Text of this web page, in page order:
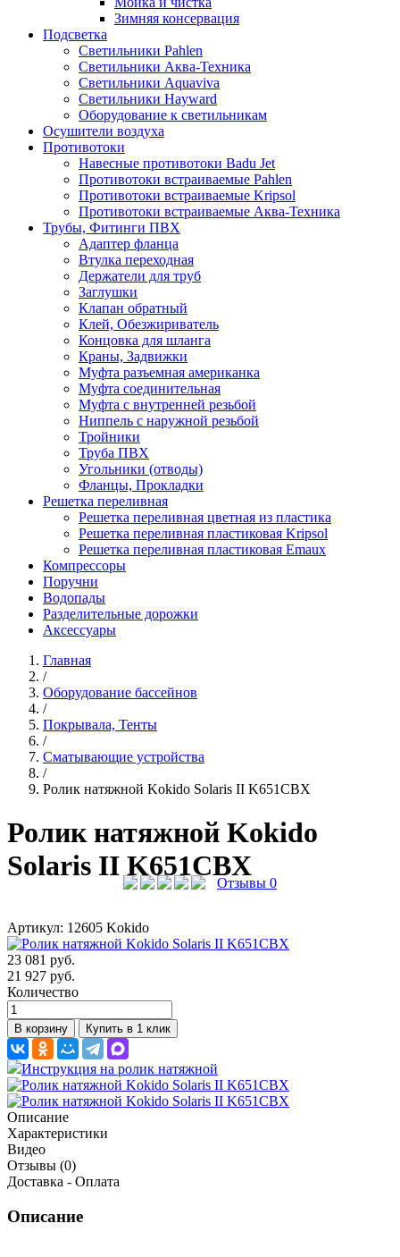
Зимняя консервация
Подсветка
Светильники Pahlen
Светильники Аква-Техника
Светильники Aquaviva
Светильники Hayward
Оборудование к светильникам
Осушители воздуха
Противотоки
Навесные противотоки Badu Jet
Противотоки встраиваемые Pahlen
Противотоки встраиваемые Kripsol
Противотоки встраиваемые Аква-Техника
Трубы, Фитинги ПВХ
Адаптер фланца
Втулка переходная
Держатели для труб
Заглушки
Клапан обратный
Клей, Обезжириватель
Концовка для шланга
Краны, Задвижки
Муфта разъемная американка
Муфта соединительная
Муфта с внутренней резьбой
Ниппель с наружной резьбой
Тройники
Труба ПВХ
Угольники (отводы)
Фланцы, Прокладки
Решетка переливная
Решетка переливная цветная из пластика
Решетка переливная пластиковая Kripsol
Решетка переливная пластиковая Emaux
Компрессоры
Поручни
Водопады
Разделительные дорожки
Аксессуары
Главная
/
Оборудование бассейнов
/
Покрывала, Тенты
/
Сматывающие устройства
/
Ролик натяжной Kokido Solaris II K651CBX
Ролик натяжной Kokido
Solaris II K651CBX
Отзывы 0
Артикул: 12605 Kokido
23 081 руб.
21 927 руб.
Количество
В корзину Купить в 1 клик
Инструкция на ролик натяжной
Описание
Характеристики
Видео
Отзывы (0)
Доставка - Оплата
Описание